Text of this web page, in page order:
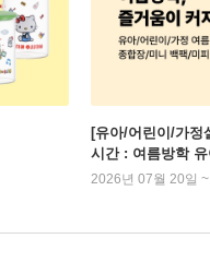
[유아/어린이/가정
시간 : 여름방학
2026년 07월 20일